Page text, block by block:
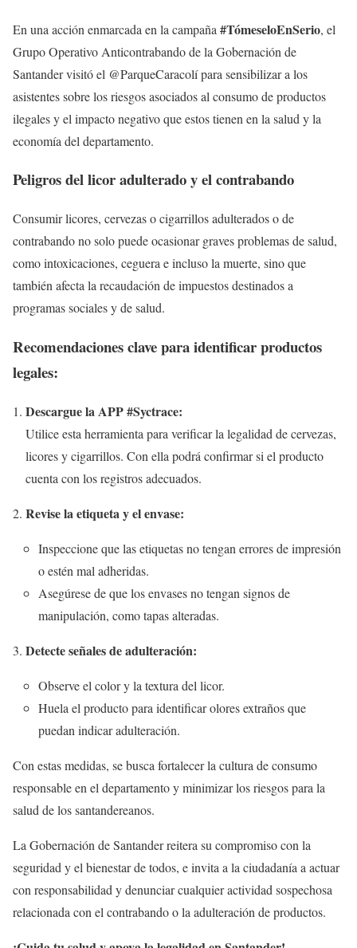
En una acción enmarcada en la campaña #TómeseloEnSerio, el
Grupo Operativo Anticontrabando de la Gobernación de
Santander visitó el @ParqueCaracolí para sensibilizar a los
asistentes sobre los riesgos asociados al consumo de productos
ilegales y el impacto negativo que estos tienen en la salud y la
economía del departamento.
Peligros del licor adulterado y el contrabando
Consumir licores, cervezas o cigarrillos adulterados o de
contrabando no solo puede ocasionar graves problemas de salud,
como intoxicaciones, ceguera e incluso la muerte, sino que
también afecta la recaudación de impuestos destinados a
programas sociales y de salud.
Recomendaciones clave para identificar productos
legales:
Descargue la APP #Syctrace:
Utilice esta herramienta para verificar la legalidad de cervezas,
licores y cigarrillos. Con ella podrá confirmar si el producto
cuenta con los registros adecuados.
Revise la etiqueta y el envase:
Inspeccione que las etiquetas no tengan errores de impresión
o estén mal adheridas.
Asegúrese de que los envases no tengan signos de
manipulación, como tapas alteradas.
Detecte señales de adulteración:
Observe el color y la textura del licor.
Huela el producto para identificar olores extraños que
puedan indicar adulteración.
Con estas medidas, se busca fortalecer la cultura de consumo
responsable en el departamento y minimizar los riesgos para la
salud de los santandereanos.
La Gobernación de Santander reitera su compromiso con la
seguridad y el bienestar de todos, e invita a la ciudadanía a actuar
con responsabilidad y denunciar cualquier actividad sospechosa
relacionada con el contrabando o la adulteración de productos.